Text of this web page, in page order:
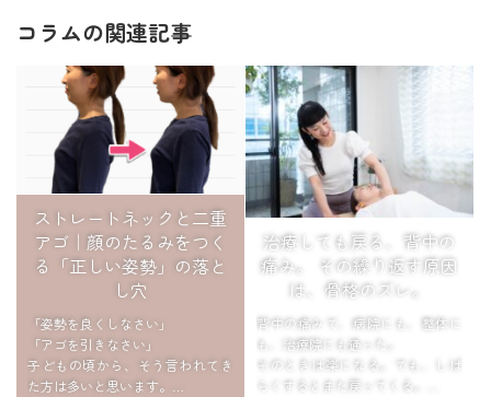
コラムの関連記事
ストレートネックと二重
アゴ｜顔のたるみをつく
る「正しい姿勢」の落と
し穴
「姿勢を良くしなさい」
「アゴを引きなさい」
子どもの頃から、そう言われてき
た方は多いと思います。
治療しても戻る、背中の
痛み。 その繰り返す原因
は、骨格のズレ。
背中の痛みで、病院にも、整体に
も、治療院にも通った。
そのときは楽になる。でも、しば
らくするとまた戻ってくる。